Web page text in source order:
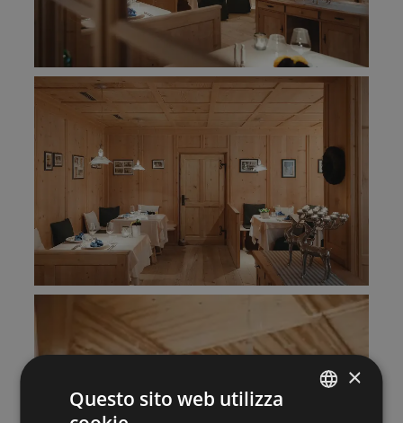
×
Questo sito web utilizza